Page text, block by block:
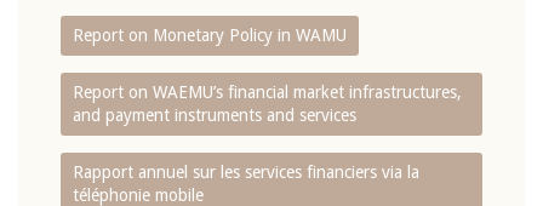
Report on Monetary Policy in WAMU
Report on WAEMU’s financial market infrastructures,
and payment instruments and services
Rapport annuel sur les services financiers via la
téléphonie mobile